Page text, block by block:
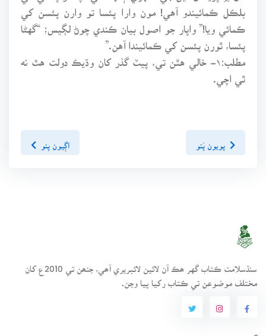
بلڪل ڪمائيندو آهي! مون وارا پئسا تو وارن پئسن کي
ڪمائي ويا!” واپار جو اصول بيان ڪندي چوڻ لڳيس؛ “گهڻا
پئسا، ٿورن پئسن کي ڪمائيندا آهن.”
مطلب:۱- خالي هٿن تي، پيٽ گذر کان وڌيڪ دولت هٿ نه
ٿي اچي.
پويون پَنو اڳيون پنو
سنڌسلامت ڪتاب گهر ھڪ آن لائين لائبريري آھي، جنھن تي 2010ع کان
مختلف موضوعن تي ڪتاب رکيا پيا وڃن.